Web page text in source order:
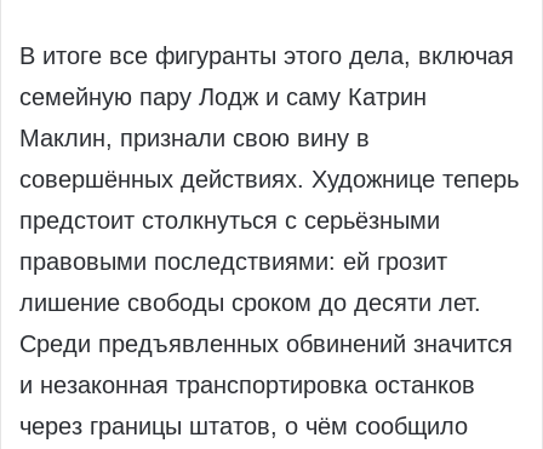
В итоге все фигуранты этого дела, включая
семейную пару Лодж и саму Катрин
Маклин, признали свою вину в
совершённых действиях. Художнице теперь
предстоит столкнуться с серьёзными
правовыми последствиями: ей грозит
лишение свободы сроком до десяти лет.
Среди предъявленных обвинений значится
и незаконная транспортировка останков
через границы штатов, о чём сообщило